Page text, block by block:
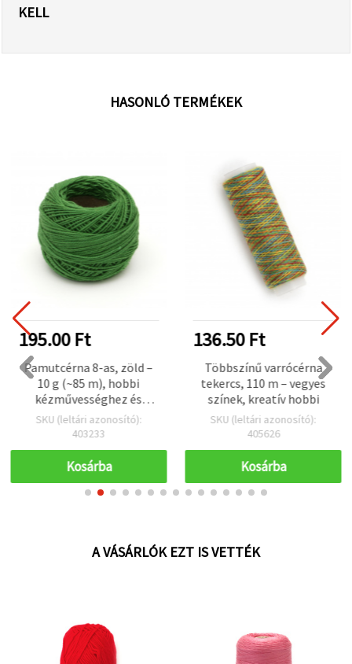
KELL
HASONLÓ TERMÉKEK
195.00 Ft
Pamutcérna 8-as, zöld –
10 g (~85 m), hobbi
kézművességhez és
ékszerkészítéshez
SKU (leltári azonosító):
403233
Kosárba
136.50 Ft
Többszínű varrócérna
tekercs, 110 m – vegyes
színek, kreatív hobbi
SKU (leltári azonosító):
405626
Kosárba
A VÁSÁRLÓK EZT IS VETTÉK